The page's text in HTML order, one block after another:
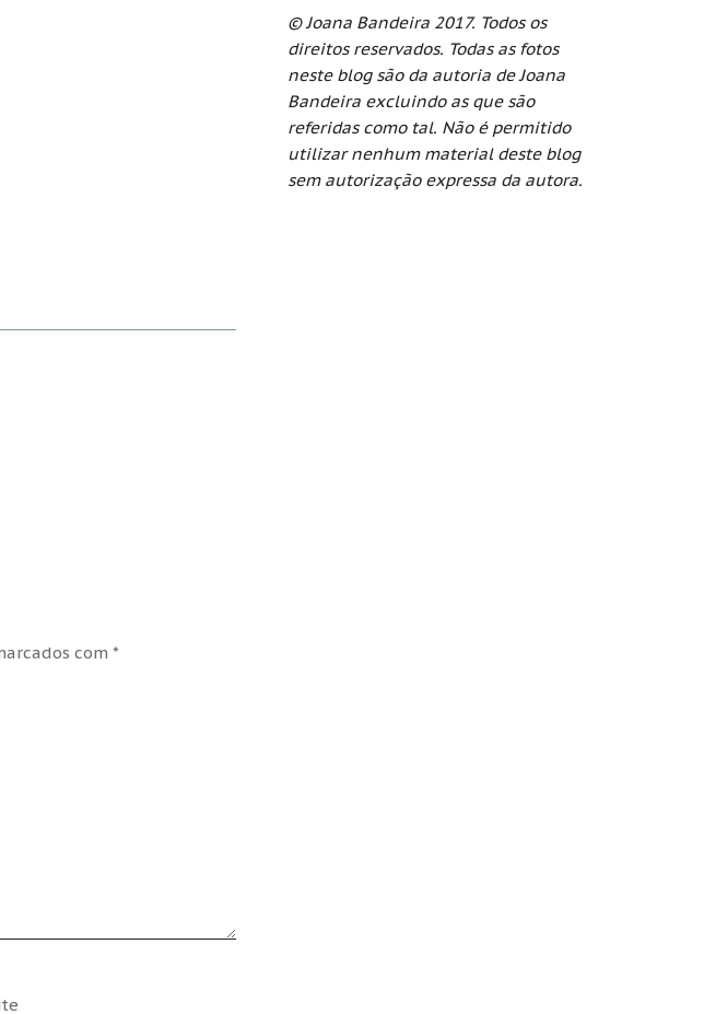
com *
© Joana Bandeira 2017. Todos os
direitos reservados. Todas as fotos
neste blog são da autoria de Joana
Bandeira excluindo as que são
referidas como tal. Não é permitido
utilizar nenhum material deste blog
sem autorização expressa da autora.